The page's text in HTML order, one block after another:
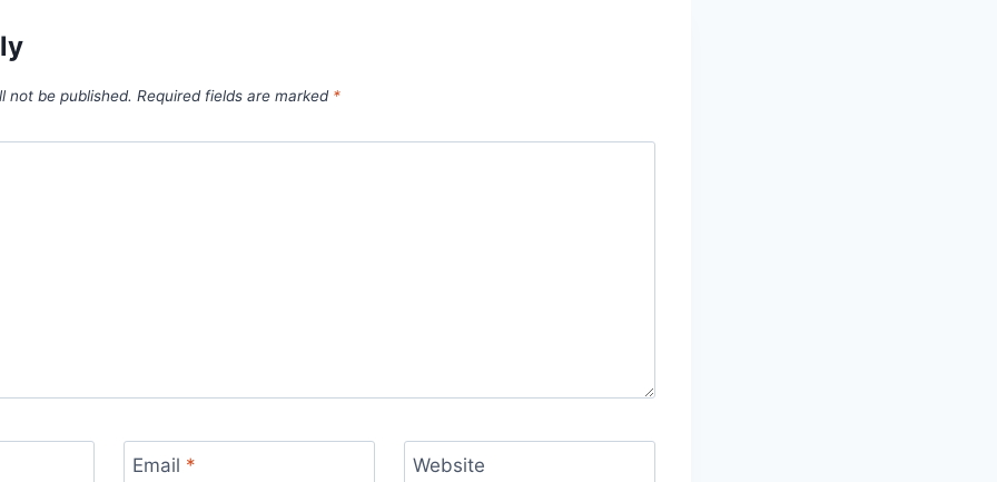
not be published. Required fields are marked *
Email * Website